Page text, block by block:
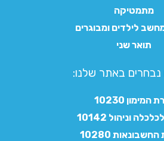
מתמטיקה
לילדים ומבוגרים
תואר שני
נבחרים באתר שלנו:​
המימון 10230
וניהול 10142
10280